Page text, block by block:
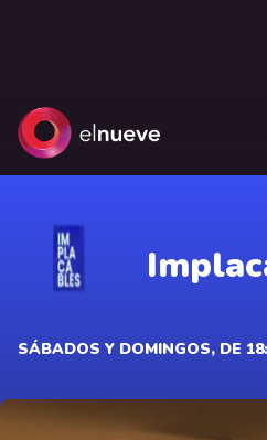
SÁBADOS Y DOMINGOS, DE